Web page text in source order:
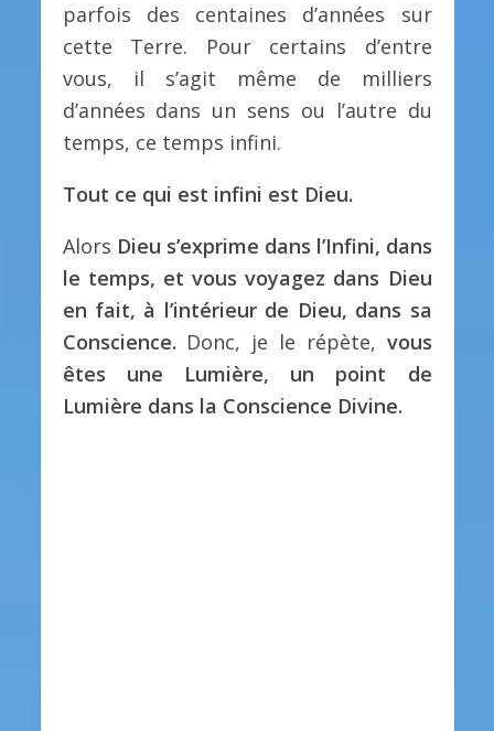
parfois des centaines d’années sur
cette Terre. Pour certains d’entre
vous, il s’agit même de milliers
d’années dans un sens ou l’autre du
temps, ce temps infini.
Tout ce qui est infini est Dieu.
Alors Dieu s’exprime dans l’Infini, dans
le temps, et vous voyagez dans Dieu
en fait, à l’intérieur de Dieu, dans sa
Conscience. Donc, je le répète, vous
êtes une Lumière, un point de
Lumière dans la Conscience Divine.